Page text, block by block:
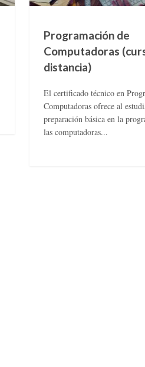
Programación de
Computadoras
distancia)
El certificado técnico en
Computadoras ofrece al
preparación básica en la
las computadoras...